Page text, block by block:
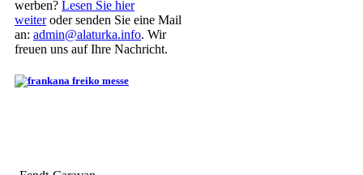
werben? Lesen Sie hier
weiteroder senden Sie eine Mail
an: admin@alaturka.info. Wir
freuen uns auf Ihre Nachricht.